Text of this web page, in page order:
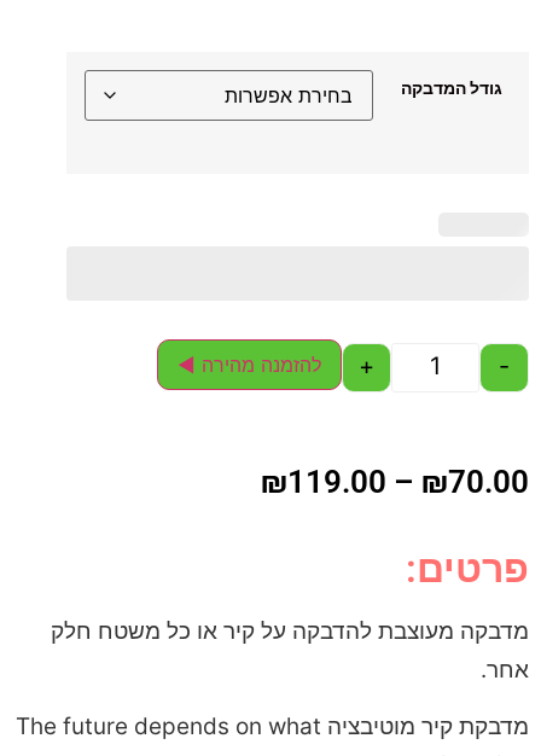
גודל המדבקה
-
+ להזמנה מהירה ◄
₪70.00
–
₪119.00
פרטים:
מדבקה מעוצבת להדבקה על קיר או כל משטח חלק
אחר.
מדבקת קיר מוטיבציה The future depends on what